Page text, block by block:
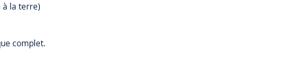
à la terre)
complet.